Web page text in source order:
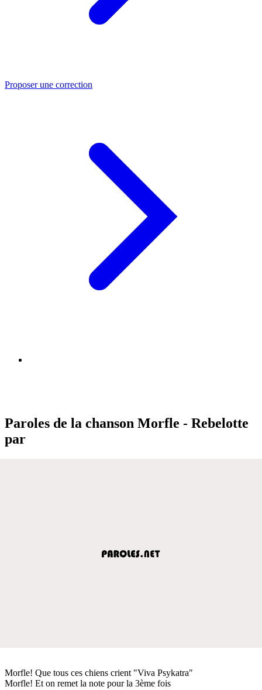
Proposer une correction
Paroles de la chanson Morfle - Rebelotte
par
Morfle! Que tous ces chiens crient "Viva Psykatra"
Morfle! Et on remet la note pour la 3ème fois